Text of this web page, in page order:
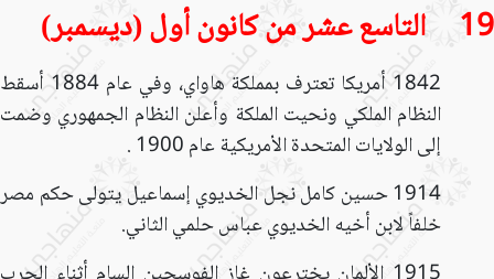
19 التاسع عشر من كانون أول (ديسمبر)
1842 أمريكا تعترف بمملكة هاواي، وفي عام 1884 أسقط
النظام الملكي ونحيت الملكة وأعلن النظام الجمهوري وضمت
إلى الولايات المتحدة الأمريكية عام 1900 .
1914 حسين كامل نجل الخديوي إسماعيل يتولى حكم مصر
خلفاً لابن أخيه الخديوي عباس حلمي الثاني.